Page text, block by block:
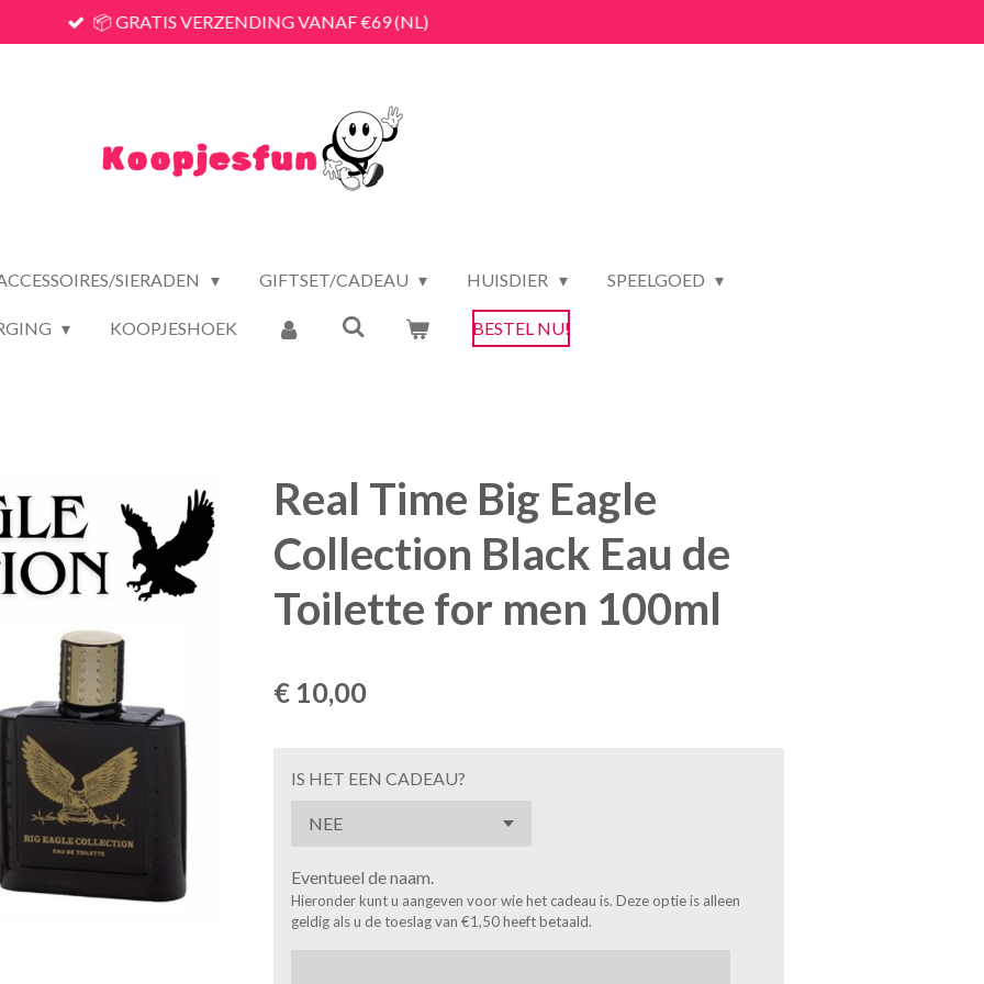
📦 GRATIS VERZENDING VANAF €69 (NL)
SIERADEN GIFTSET/CADEAU HUISDIER SPEELGOED
KOOPJESHOEK BESTEL NU!
Real Time Big Eagle
Collection Black Eau de
Toilette for men 100ml
€ 10,00
IS HET EEN CADEAU?
Eventueel de naam.
Hieronder kunt u aangeven voor wie het cadeau is. Deze optie is alleen
geldig als u de toeslag van €1,50 heeft betaald.